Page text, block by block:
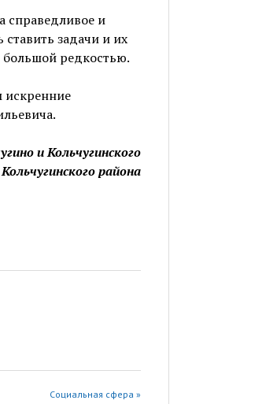
справедливое и
задачи и их
большой редкостью.
искренние
и Кольчугинского
района
Социальная сфера »